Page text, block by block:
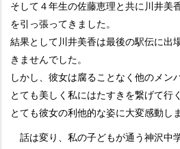
そして４年生の佐藤恵理と共に川井美
を引っ張ってきました。
結果として川井美香は最後の駅伝に出
きませんでした。
しかし、彼女は腐ることなく他のメン
とても美しく私にはたすきを繋げて行
とても彼女の利他的な姿に大変感動し
話は変り、私の子どもが通う神沢中